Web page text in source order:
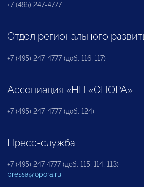
+7 (495) 247-4777
Отдел регионального
+7 (495) 247-4777 (доб. 116, 117)
Ассоциация «НП «ОПОРА»
+7 (495) 247-4777 (доб. 124)
Пресс-служба
+7 (495) 247 4777 (доб. 115, 114, 113)
pressa@opora.ru